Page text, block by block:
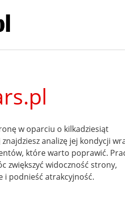
w oparciu o kilkadziesiąt
analizę jej kondycji
które warto poprawić.
zwiększyć widoczność strony,
i podnieść atrakcyjność.